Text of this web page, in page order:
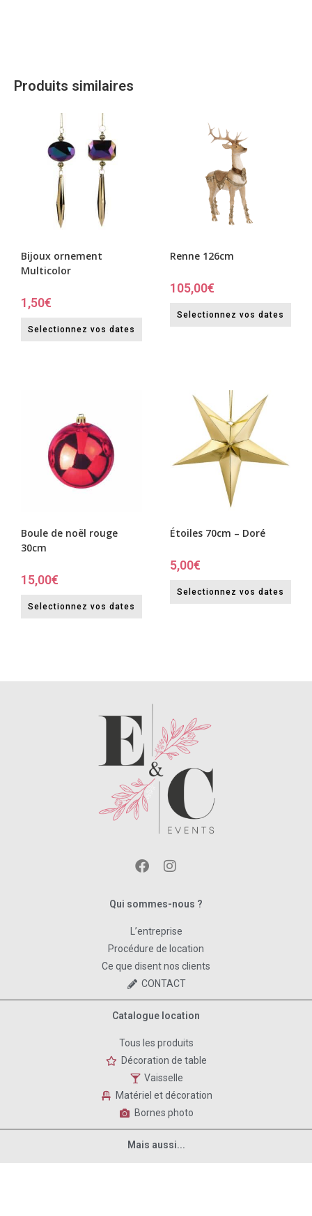
Produits similaires
Bijoux ornement
Multicolor
1,50€
Selectionnez vos dates
Renne 126cm
105,00€
Selectionnez vos dates
Boule de noël rouge
30cm
15,00€
Selectionnez vos dates
Étoiles 70cm – Doré
5,00€
Selectionnez vos dates
Qui sommes-nous ?
L’entreprise
Procédure de location
Ce que disent nos clients
CONTACT
Catalogue location
Tous les produits
Décoration de table
Vaisselle
Matériel et décoration
Bornes photo
Mais aussi...